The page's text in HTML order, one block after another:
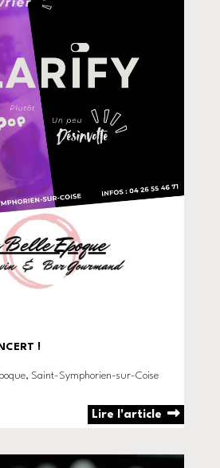
!
Saint-Symphorien-sur-Coise
Lire l'article